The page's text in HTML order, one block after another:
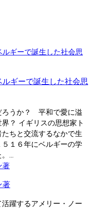
ギーで誕生した社会思
ろうか？ 平和で愛に溢
？ イギリスの思想家ト
ちと交流するなかで生
１６年にベルギーの学
...
著
躍するアメリー・ノー